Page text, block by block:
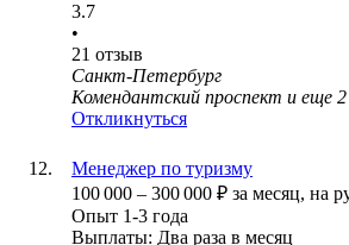
3.7
•
21 отзыв
Санкт-Петербург
Комендантский проспект и еще 2
Откликнуться
Менеджер по туризму
100 000 – 300 000 ₽ за месяц, на
Опыт 1-3 года
Выплаты: Два раза в месяц